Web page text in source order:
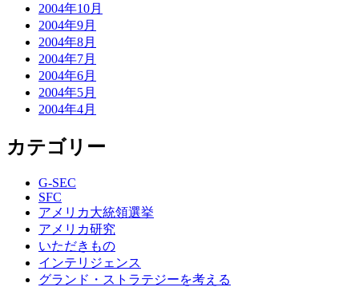
2004年10月
2004年9月
2004年8月
2004年7月
2004年6月
2004年5月
2004年4月
カテゴリー
G-SEC
SFC
アメリカ大統領選挙
アメリカ研究
いただきもの
インテリジェンス
グランド・ストラテジーを考える